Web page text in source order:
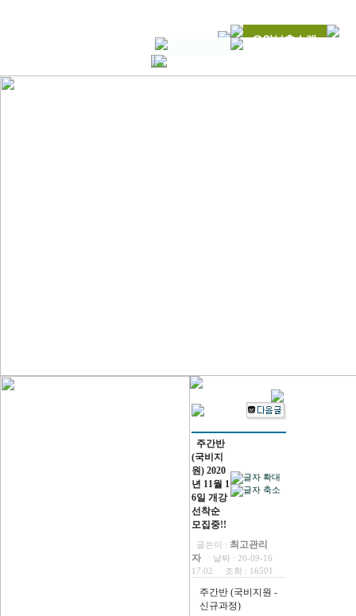
주간반
(국비지
원) 2020
년 11월 1
6일 개강
선착순
모집중!!
글쓴이 : 최고관리
자
날짜 : 20-09-16
17:02
조회 : 16501
주간반 (국비지원 -
신규과정)